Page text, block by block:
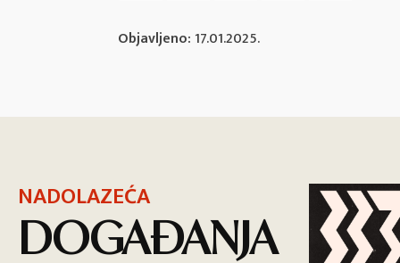
Objavljeno: 17.01.2025.
NADOLAZEĆA
DOGAĐANJA